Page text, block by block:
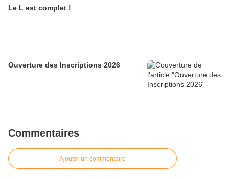
Le L est complet !
Ouverture des Inscriptions 2026
Commentaires
Ajouter un commentaire